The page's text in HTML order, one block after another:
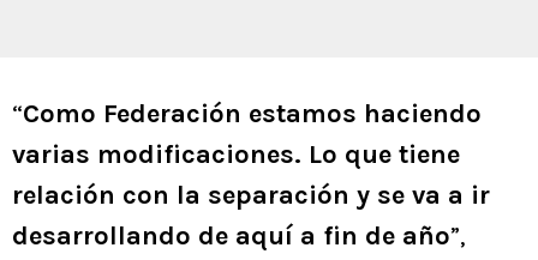
“Como Federación estamos haciendo
varias modificaciones. Lo que tiene
relación con la separación y se va a ir
desarrollando de aquí a fin de año”,